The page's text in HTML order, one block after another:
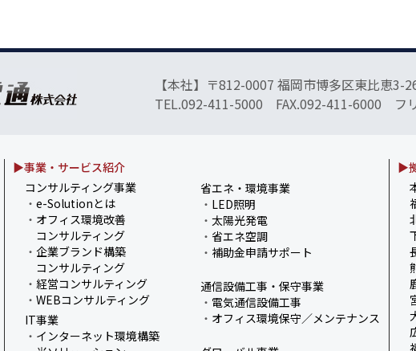
【本社】〒812-0007 福岡市博多区東比恵3-
TEL.092-411-5000 FAX.092-411-6000 フ
▶事業・サービス紹介
コンサルティング事業
・ e-Solutionとは
・ オフィス環境改善
コンサルティング
・ 企業ブランド構築
コンサルティング
・ 経営コンサルティング
・ WEBコンサルティング
IT事業
・ インターネット環境構築
省エネ・環境事業
・ LED照明
・ 太陽光発電
・ 省エネ空調
・ 補助金申請サポート
通信設備工事・保守事業
・ 電気通信設備工事
・ オフィス環境保守／メンテナンス
▶